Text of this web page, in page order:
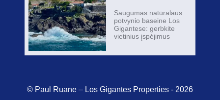
Saugumas natūralaus
potvynio baseine Los
Gigantese: gerbkite
vietinius įspėjimus
© Paul Ruane – Los Gigantes Properties - 2026